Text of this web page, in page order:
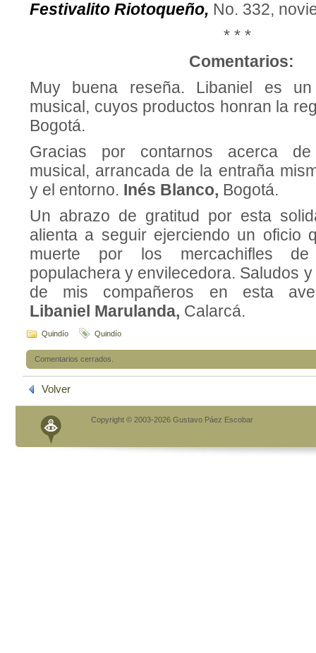
Festivalito Riotoqueño, No. 332,
* * *
Comentarios:
Muy buena reseña. Libaniel es
musical, cuyos productos honran la
Bogotá.
Gracias por contarnos acerca
musical, arrancada de la entraña
y el entorno. Inés Blanco, Bogotá.
Un abrazo de gratitud por esta
alienta a seguir ejerciendo un oficio
muerte por los mercachifles de
populachera y envilecedora. Saludos
de mis compañeros en esta
Libaniel Marulanda, Calarcá.
Quindío Quindío
Comentarios cerrados.
Volver
Copyright © 2003-2026 Gustavo Páez Escobar